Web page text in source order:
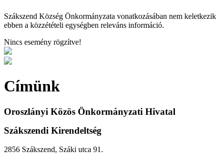
Szákszend Község Önkormányzata vonatkozásában nem keletkezik
ebben a közzétételi egységben releváns információ.
Nincs esemény rögzítve!
Címünk
Oroszlányi Közös Önkormányzati Hivatal
Szákszendi Kirendeltség
2856 Szákszend, Száki utca 91.